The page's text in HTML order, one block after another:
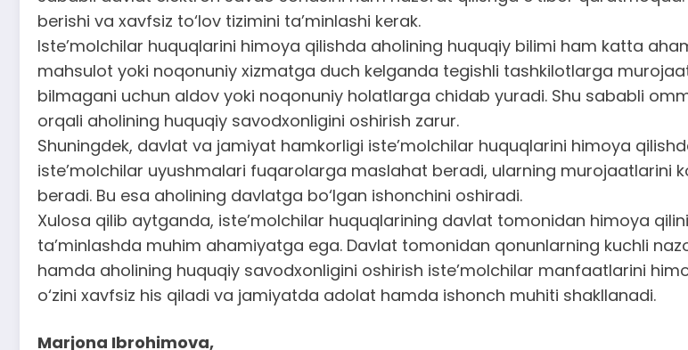
berishi va xavfsiz to‘lov tizimini ta’minlashi kerak.
Iste’molchilar huquqlarini himoya qilishda aholining huquqiy bilimi ham katta
mahsulot yoki noqonuniy xizmatga duch kelganda tegishli tashkilotlarga
bilmagani uchun aldov yoki noqonuniy holatlarga chidab yuradi. Shu sababli
orqali aholining huquqiy savodxonligini oshirish zarur.
Shuningdek, davlat va jamiyat hamkorligi iste’molchilar huquqlarini himoya
iste’molchilar uyushmalari fuqarolarga maslahat beradi, ularning murojaatlarini
beradi. Bu esa aholining davlatga bo‘lgan ishonchini oshiradi.
Xulosa qilib aytganda, iste’molchilar huquqlarining davlat tomonidan himoya
ta’minlashda muhim ahamiyatga ega. Davlat tomonidan qonunlarning kuchli
hamda aholining huquqiy savodxonligini oshirish iste’molchilar manfaatlarini
o‘zini xavfsiz his qiladi va jamiyatda adolat hamda ishonch muhiti shakllanadi.
Marjona Ibrohimova,